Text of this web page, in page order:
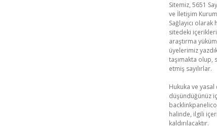
Sitemiz, 5651
ve İletişim
Sağlayıcı
sitedeki
araştırma
üyelerimiz
taşımakta olup,
etmiş sayılırlar.
Hukuka ve yasal
düşündüğünüz
halinde, ilgili
kaldırılacaktır.